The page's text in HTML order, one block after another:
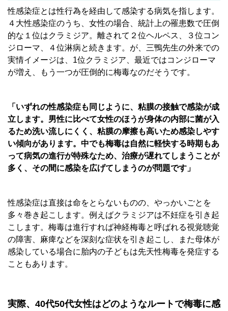
性感染症とは性行為を経由して感染する病気を指します。
４大性感染症のうち、女性の場合、統計上の罹患数で圧倒
的な１位はクラミジア。離されて２位ヘルペス、３位コン
ジローマ、４位淋病と続きます。が、三鴨先生の外来での
実情イメージは、1位クラミジア、最近ではコンジローマ
が増え、もう一つが圧倒的に梅毒なのだそうです。
「いずれの性感染症も同じように、粘膜の接触で感染が成
立します。男性に比べて女性のほうが身体の内部に菌が入
るため洗い流しにくく、粘膜の摩擦も高いため感染しやす
い傾向があります。中でも梅毒は自然に軽快する時期もあ
って病気の進行が特殊なため、治療が遅れてしまうことが
多く、その間に感染を広げてしまうのが問題です」
性感染症は直接は命をとらないものの、やっかいごとを
多々巻き起こします。例えばクラミジアは不妊症を引き起
こします。梅毒は進行すれば神経梅毒と呼ばれる視覚聴覚
の障害、麻痺などを深刻な症状を引き起こし、また母体が
感染している場合に胎内の子どもは先天性梅毒を発症する
こともあります。
実際、40代50代女性はどのようなルートで梅毒に感